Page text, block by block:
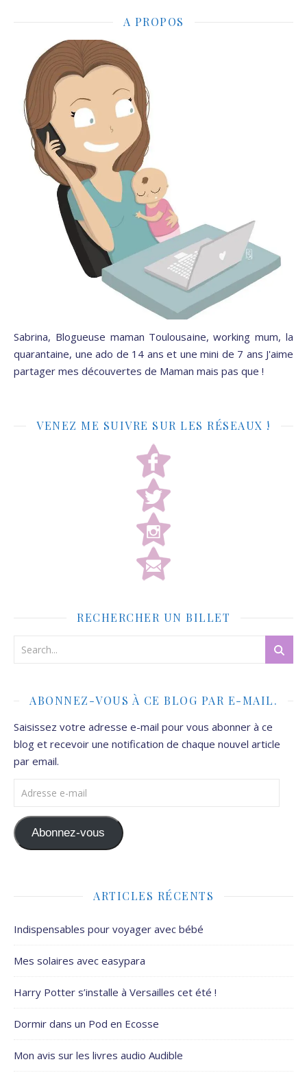
A PROPOS
Sabrina, Blogueuse maman Toulousaine, working mum, la
quarantaine, une ado de 14 ans et une mini de 7 ans J'aime
partager mes découvertes de Maman mais pas que !
VENEZ ME SUIVRE SUR LES RÉSEAUX !
RECHERCHER UN BILLET
ABONNEZ-VOUS À CE BLOG PAR E-MAIL.
Saisissez votre adresse e-mail pour vous abonner à ce
blog et recevoir une notification de chaque nouvel article
par email.
Adresse e-mail
Abonnez-vous
ARTICLES RÉCENTS
Indispensables pour voyager avec bébé
Mes solaires avec easypara
Harry Potter s’installe à Versailles cet été !
Dormir dans un Pod en Ecosse
Mon avis sur les livres audio Audible